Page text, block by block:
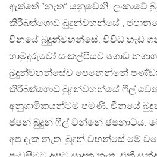
ඇත්තේ “නැත“ යනුවෙනි. ලංකාවේ
කිරිබත්ගොඩ බුදුන්වහන්සේ ,
චීනයේ බුදුන්වහන්සේ, විවිධ හැඩ
හාමුදුරුවෝ සංකල්පීයව ගොඩ
බුදුන්වහන්සේව පෙනෙන්නේ
කිරිබත්ගොඩ බුදුන්වහන්සේ ෆීල්
අනුගාමිකයන්ටම පමණි. චීනයේ
ජපන් බුදුන් ෆීල් වන්නේ ජපනාටය.
අප දැක නැත. බුදුන් වහන්සේ මේ